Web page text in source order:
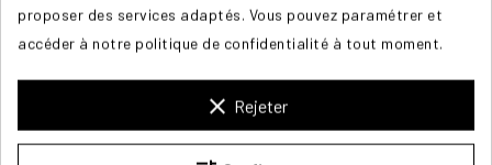
proposer des services adaptés. Vous pouvez paramétrer et
accéder à notre politique de confidentialité à tout moment.
clear Rejeter